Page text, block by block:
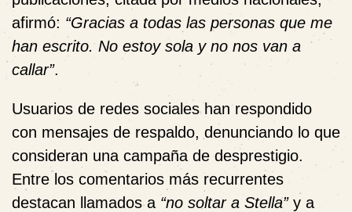
afirmó: “Gracias a todas las personas que me
han escrito. No estoy sola y no nos van a
callar”.
Usuarios de redes sociales han respondido
con mensajes de respaldo, denunciando lo que
consideran una campaña de desprestigio.
Entre los comentarios más recurrentes
destacan llamados a “no soltar a Stella”y a